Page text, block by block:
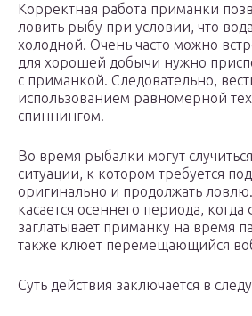
Корректная работа приманки
ловить рыбу при условии, что
холодной. Очень часто можно
для хорошей добычи нужно
с приманкой. Следовательно,
использованием равномерной
спиннингом.
Во время рыбалки могут
ситуации, к котором требуется
оригинально и продолжать
касается осеннего периода,
заглатывает приманку на время
также клюет перемещающийся
Суть действия заключается в